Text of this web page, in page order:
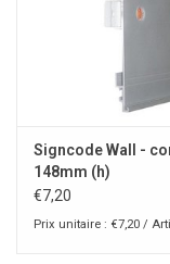
Signcode Wall -
148mm (h)
€7,20
Prix unitaire : €7,20 /